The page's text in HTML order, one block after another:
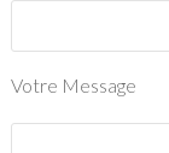
Votre Message